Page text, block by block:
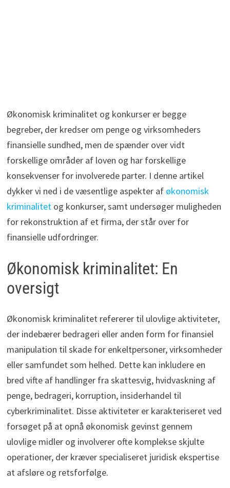
Økonomisk kriminalitet og konkurser er begge
begreber, der kredser om penge og virksomheders
finansielle sundhed, men de spænder over vidt
forskellige områder af loven og har forskellige
konsekvenser for involverede parter. I denne artikel
dykker vi ned i de væsentlige aspekter af økonomisk
kriminalitetog konkurser, samt undersøger muligheden
for rekonstruktion af et firma, der står over for
finansielle udfordringer.
Økonomisk kriminalitet: En
oversigt
Økonomisk kriminalitet refererer til ulovlige aktiviteter,
der indebærer bedrageri eller anden form for finansiel
manipulation til skade for enkeltpersoner, virksomheder
eller samfundet som helhed. Dette kan inkludere en
bred vifte af handlinger fra skattesvig, hvidvaskning af
penge, bedrageri, korruption, insiderhandel til
cyberkriminalitet. Disse aktiviteter er karakteriseret ved
forsøget på at opnå økonomisk gevinst gennem
ulovlige midler og involverer ofte komplekse skjulte
operationer, der kræver specialiseret juridisk ekspertise
at afsløre og retsforfølge.